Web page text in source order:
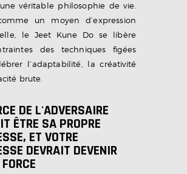
véritable philosophie de vie.
un moyen d’expression
le Jeet Kune Do se libère
des techniques figées
l’adaptabilité, la créativité
brute.
DE L'ADVERSAIRE
ÊTRE SA PROPRE
ET VOTRE
DEVRAIT DEVENIR